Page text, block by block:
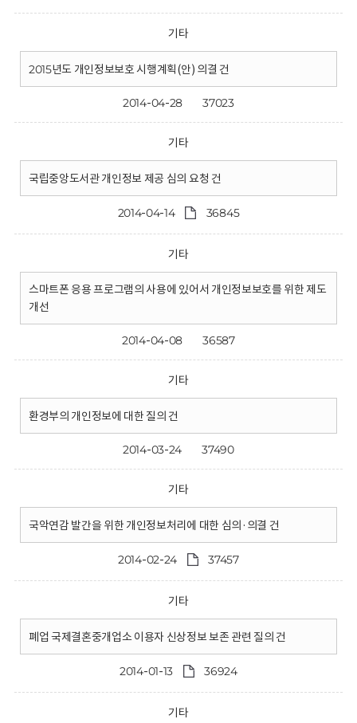
기타
2015년도 개인정보보호 시행계획(안) 의결 건
2014-04-28 37023
기타
국립중앙도서관 개인정보 제공 심의 요청 건
2014-04-14 36845
기타
스마트폰 응용 프로그램의 사용에 있어서 개인정보보호를 위한 제도
개선
2014-04-08 36587
기타
환경부의 개인정보에 대한 질의 건
2014-03-24 37490
기타
국악연감 발간을 위한 개인정보처리에 대한 심의·의결 건
2014-02-24 37457
기타
폐업 국제결혼중개업소 이용자 신상정보 보존 관련 질의 건
2014-01-13 36924
기타